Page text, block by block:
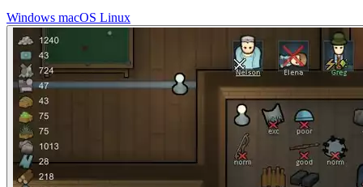
Windows macOS Linux